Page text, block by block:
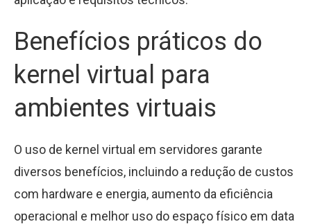
Benefícios práticos do
kernel virtual para
ambientes virtuais
O uso de kernel virtual em servidores garante
diversos benefícios, incluindo a redução de custos
com hardware e energia, aumento da eficiência
operacional e melhor uso do espaço físico em data